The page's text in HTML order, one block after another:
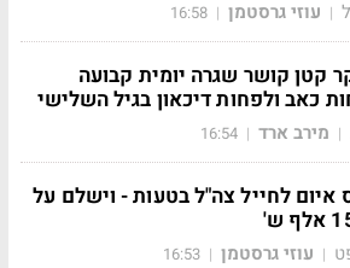
| עוזי גרסטמן |
16:58
קטן קושר שגרה יומית קבועה
כאב ולפחות דיכאון בגיל השלישי
| מירב ארד |
16:54
איום לחייל צה"ל בטעות - וישלם על
| עוזי גרסטמן |
16:53